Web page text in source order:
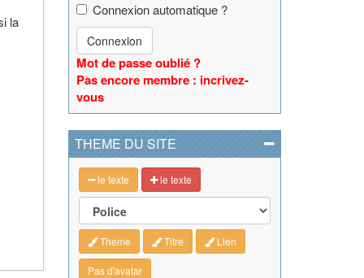
la
Connexion automatique ?
Connexion
Mot de passe oublié ?
Pas encore membre : incrivez-
vous
THEME DU SITE
le texte le texte
Theme Titre Lien
Pas d'avatar